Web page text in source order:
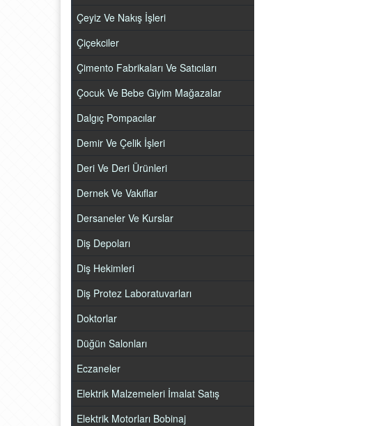
Çeyiz Ve Nakış İşleri
Çiçekciler
Çimento Fabrikaları Ve Satıcıları
Çocuk Ve Bebe Giyim Mağazalar
Dalgıç Pompacılar
Demir Ve Çelik İşleri
Deri Ve Deri Ürünleri
Dernek Ve Vakıflar
Dersaneler Ve Kurslar
Diş Depoları
Diş Hekimleri
Diş Protez Laboratuvarları
Doktorlar
Düğün Salonları
Eczaneler
Elektrik Malzemeleri İmalat Satış
Elektrik Motorları Bobinaj